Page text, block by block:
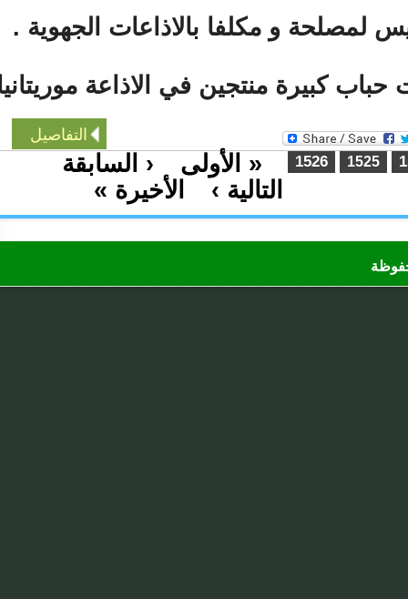
لمصلحة و مكلفا بالاذاعات الجهوية .
كبيرة منتجين في الاذاعة موريتانيا
التفاصيل
« الأولى ‹ السابقة 1525
1526
التالية › الأخيرة »